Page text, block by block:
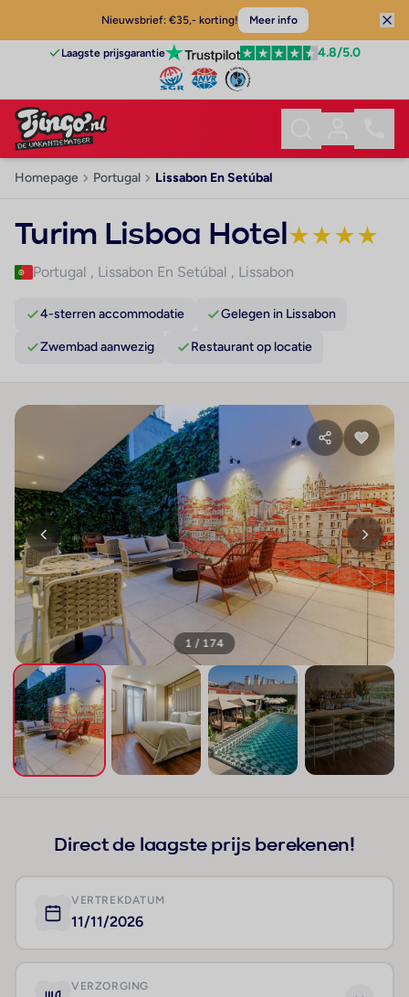
Nieuwsbrief: €35,- korting! Meer info
Laagste prijsgarantie 4.8/5.0
Homepage Portugal Lissabon En Setúbal
Turim Lisboa Hotel★★★★
Portugal , Lissabon En Setúbal , Lissabon
4-sterren accommodatie Gelegen in Lissabon
Zwembad aanwezig Restaurant op locatie
1 / 174
Direct de laagste prijs berekenen!
VERTREKDATUM
11/11/2026
VERZORGING